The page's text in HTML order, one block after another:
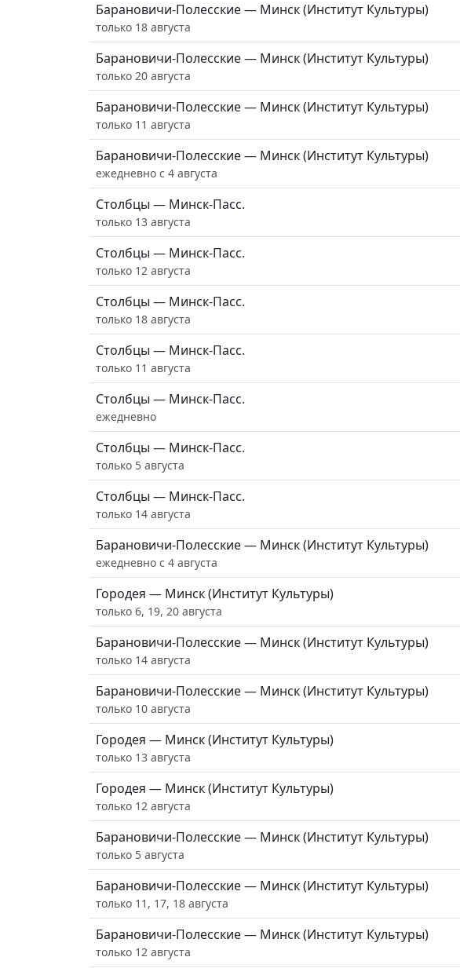
Барановичи-Полесские — Минск (Институт Культуры)
только 18 августа
Барановичи-Полесские — Минск (Институт Культуры)
только 20 августа
Барановичи-Полесские — Минск (Институт Культуры)
только 11 августа
Барановичи-Полесские — Минск (Институт Культуры)
ежедневно с 4 августа
Столбцы — Минск-Пасс.
только 13 августа
Столбцы — Минск-Пасс.
только 12 августа
Столбцы — Минск-Пасс.
только 18 августа
Столбцы — Минск-Пасс.
только 11 августа
Столбцы — Минск-Пасс.
ежедневно
Столбцы — Минск-Пасс.
только 5 августа
Столбцы — Минск-Пасс.
только 14 августа
Барановичи-Полесские — Минск (Институт Культуры)
ежедневно с 4 августа
Городея — Минск (Институт Культуры)
только 6, 19, 20 августа
Барановичи-Полесские — Минск (Институт Культуры)
только 14 августа
Барановичи-Полесские — Минск (Институт Культуры)
только 10 августа
Городея — Минск (Институт Культуры)
только 13 августа
Городея — Минск (Институт Культуры)
только 12 августа
Барановичи-Полесские — Минск (Институт Культуры)
только 5 августа
Барановичи-Полесские — Минск (Институт Культуры)
только 11, 17, 18 августа
Барановичи-Полесские — Минск (Институт Культуры)
только 12 августа